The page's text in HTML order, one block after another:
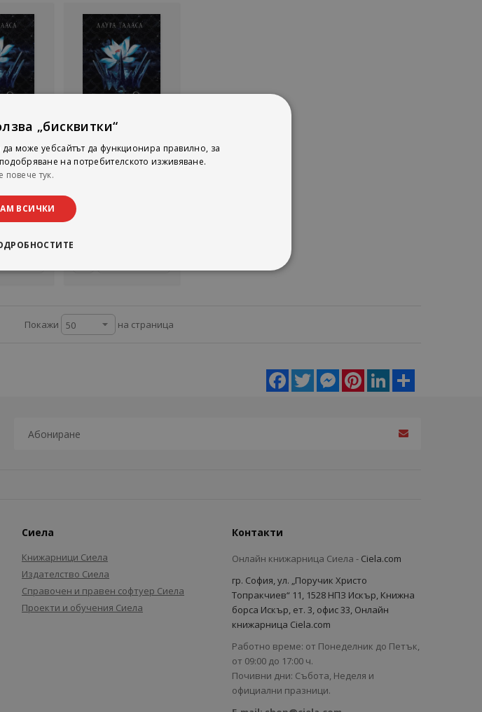
€
Покажи на страница
Facebook
Twitter MessengerPinterestLinkedIn
Сиела
Книжарници Сиела
Издателство Сиела
Справочен и правен софтуер Сиела
Проекти и обучения Сиела
Контакти
Онлайн книжарница Сиела - Ciela.com
гр. София, ул. „Поручик Христо
Топракчиев“ 11, 1528 НПЗ Искър, Книжна
борса Искър, ет. 3, офис 33, Онлайн
книжарница Ciela.com
Работно време: от Понеделник до Петък,
от 09:00 до 17:00 ч.
Почивни дни: Събота, Неделя и
официални празници.
„бисквитки“
да може уебсайтът да функционира правилно, за
на потребителското изживяване.
повече тук.
ВСИЧКИ